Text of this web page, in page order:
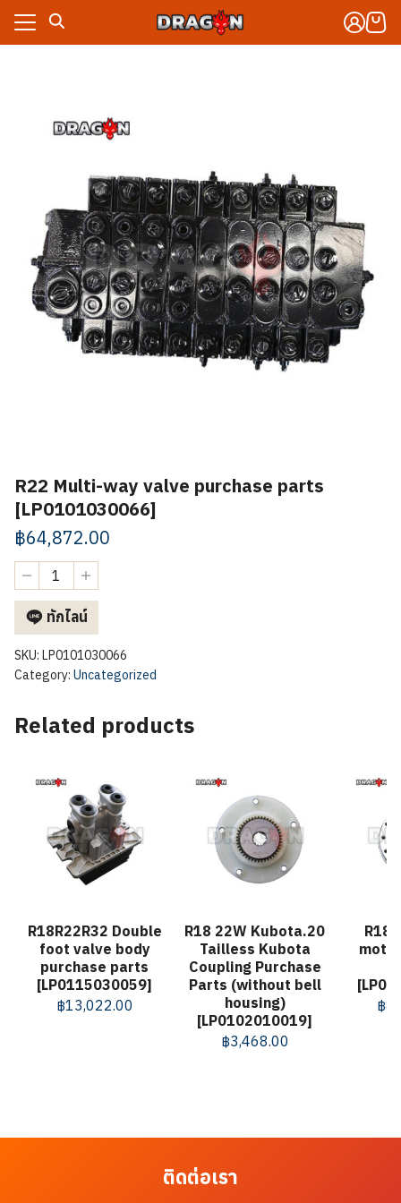
Skip
R22 Multi-way valve purchase parts
[LP0101030066]
฿64,872.00
Multi-
way
valve
purchase
parts
[LP0101030066]
ทักไลน์
SKU: LP0101030066
Category: Uncategorized
Related products
R18R22R32 Double
foot valve body
purchase parts
[LP0115030059]
฿13,022.00
R18 22W Kubota.20
Tailless Kubota
Coupling Purchase
Parts (without bell
housing)
[LP0102010019]
฿3,468.00
฿
ติดต่อเรา